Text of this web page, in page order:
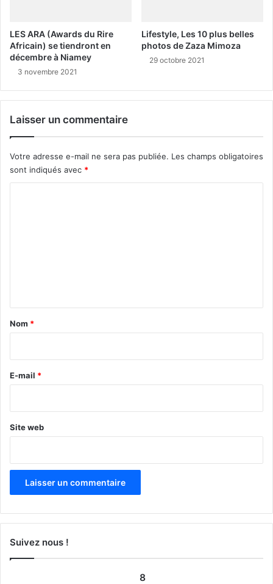
LES ARA (Awards du Rire
Africain) se tiendront en
décembre à Niamey
3 novembre 2021
Lifestyle, Les 10 plus belles
photos de Zaza Mimoza
29 octobre 2021
Laisser un commentaire
Votre adresse e-mail ne sera pas publiée. Les champs obligatoires
sont indiqués avec *
a
e
Nom *
E-mail *
Site web
Suivez nous !
8